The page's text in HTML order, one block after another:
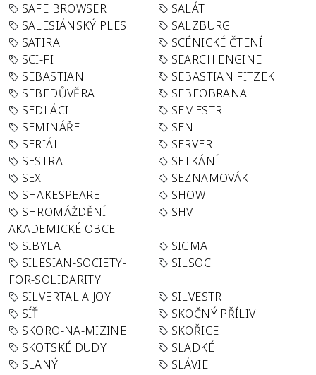
SAFE BROWSER
SALÁT
SALESIÁNSKÝ PLES
SALZBURG
SATIRA
SCÉNICKÉ ČTENÍ
SCI-FI
SEARCH ENGINE
SEBASTIAN
SEBASTIAN FITZEK
SEBEDŮVĚRA
SEBEOBRANA
SEDLÁCI
SEMESTR
SEMINÁŘE
SEN
SERIÁL
SERVER
SESTRA
SETKÁNÍ
SEX
SEZNAMOVÁK
SHAKESPEARE
SHOW
SHROMÁŽDĚNÍ
AKADEMICKÉ OBCE
SHV
SIBYLA
SIGMA
SILESIAN-SOCIETY-
FOR-SOLIDARITY
SILSOC
SILVERTAL A JOY
SILVESTR
SÍŤ
SKOČNÝ PŘÍLIV
SKORO-NA-MIZINE
SKOŘICE
SKOTSKÉ DUDY
SLADKÉ
SLANÝ
SLÁVIE